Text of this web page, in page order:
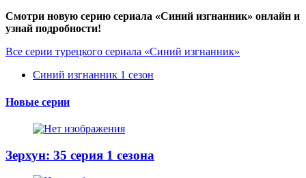
Смотри новую серию сериала «Синий изгнанник» онлайн и
узнай подробности!
Все серии турецкого сериала «Синий изгнанник»
Синий изгнанник 1 сезон
Новые серии
Зерхун: 35 серия 1 сезона